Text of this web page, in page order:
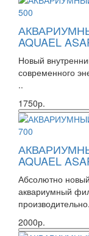
AQUAEL
Новый
современного
..
1750р.
AQUAEL
Абсолютно
аквариумный
2000р.